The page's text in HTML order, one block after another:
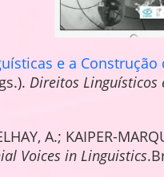
e a Construção
Direitos Linguísticos
A.; KAIPER-
Voices in Linguistics